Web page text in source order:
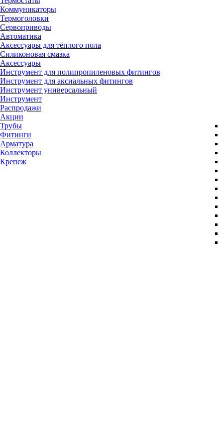
Коммуникаторы
Термоголовки
Сервоприводы
Автоматика
Аксессуары для тёплого пола
Силиконовая смазка
Аксессуары
Инструмент для полипропиленовых фитингов
Инструмент для аксиальных фитингов
Инструмент универсальный
Инструмент
Распродажи
Акции
Трубы
Фитинги
Арматура
Коллекторы
Крепеж